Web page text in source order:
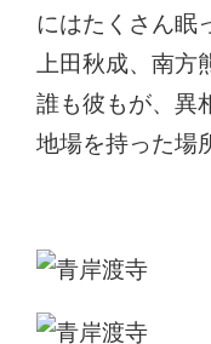
にはたくさん眠
上田秋成、南方
誰も彼もが、異
地場を持った場